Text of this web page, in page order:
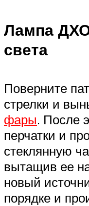
Лампа ДХО
света
Поверните
стрелки и
фары. После
перчатки и
стеклянную
вытащив ее
новый
порядке и